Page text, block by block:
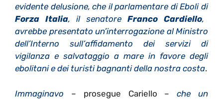
evidente delusione, che il parlamentare di Eboli di
Forza Italia, il senatore Franco Cardiello,
avrebbe presentato un’interrogazione al Ministro
dell’Interno sull’affidamento dei servizi di
vigilanza e salvataggio a mare in favore degli
ebolitani e dei turisti bagnanti della nostra costa.
Immaginavo – prosegue Cariello –che un